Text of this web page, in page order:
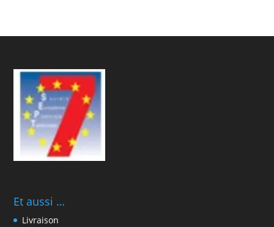
Et aussi …
Livraison